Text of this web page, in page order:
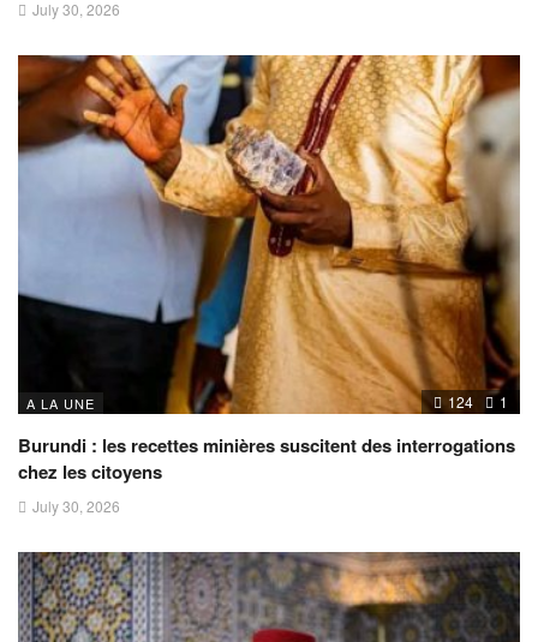
July 30, 2026
A LA UNE 124 1
Burundi : les recettes minières suscitent des interrogations
chez les citoyens
July 30, 2026